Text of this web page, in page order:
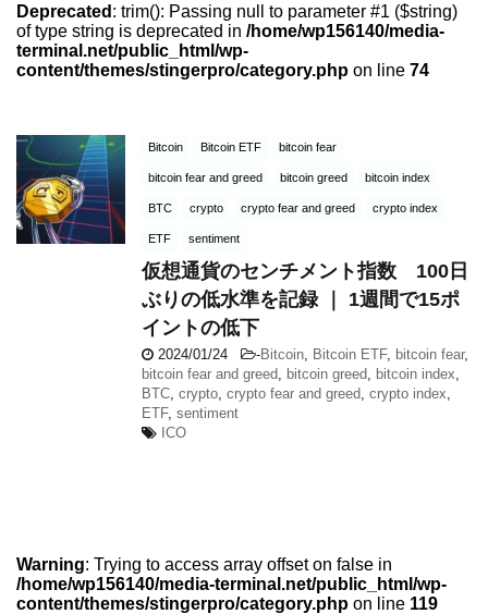
Deprecated : trim(): Passing null to parameter #1 ($string)
of type string is deprecated in /home/wp156140/media-
terminal.net/public_html/wp-
content/themes/stingerpro/category.php on line 74
Bitcoin Bitcoin ETF bitcoin fear
bitcoin fear and greed bitcoin greed bitcoin index
BTC crypto crypto fear and greed crypto index
ETF sentiment
仮想通貨のセンチメント指数 100日
ぶりの低水準を記録 ｜ 1週間で15ポ
イントの低下
2024/01/24 -Bitcoin Bitcoin ETF, bitcoin fear,
bitcoin fear and greed bitcoin greed bitcoin index
BTC crypto crypto fear and greed crypto index
ETF, sentiment
ICO
Warning: Trying to access array offset on false in
/home/wp156140/media-terminal.net/public_html/wp-
content/themes/stingerpro/category.php on line 119